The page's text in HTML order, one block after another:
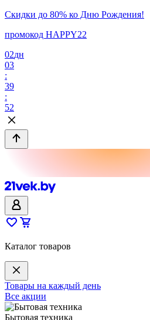
Скидки до 80% ко Дню Рождения!
промокод HAPPY22
02дн
03
:
39
:
52
Каталог товаров
Товары на каждый день
Все акции
Бытовая техника